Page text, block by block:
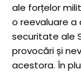
ale forțelor
o reevaluare a
securitate ale
provocări și
acestora. În